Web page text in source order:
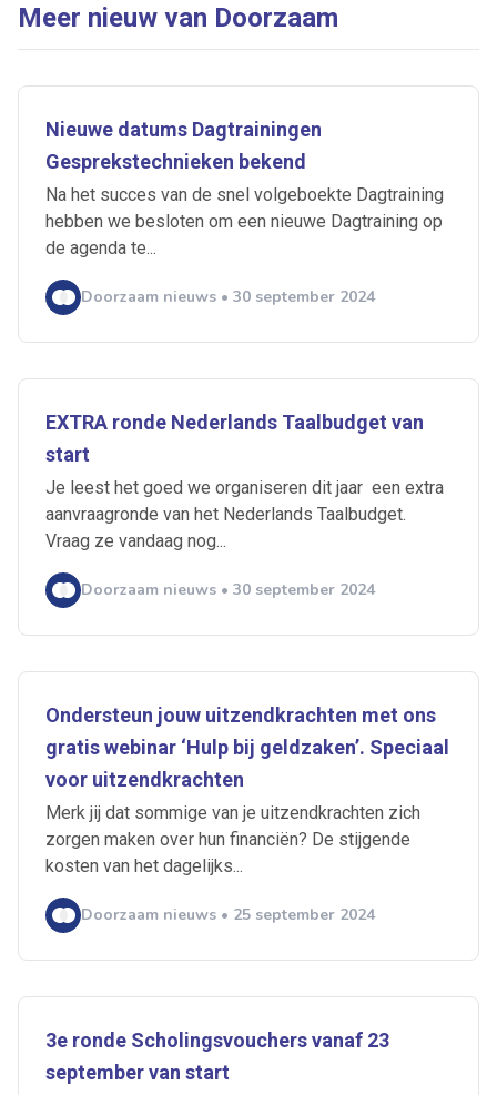
Meer nieuw van Doorzaam
Nieuwe datums Dagtrainingen
Gesprekstechnieken bekend
Na het succes van de snel volgeboekte Dagtraining
hebben we besloten om een nieuwe Dagtraining op
de agenda te...
Doorzaam nieuws • 30 september 2024
EXTRA ronde Nederlands Taalbudget van
start
Je leest het goed we organiseren dit jaar een extra
aanvraagronde van het Nederlands Taalbudget.
Vraag ze vandaag nog...
Doorzaam nieuws • 30 september 2024
Ondersteun jouw uitzendkrachten met ons
gratis webinar ‘Hulp bij geldzaken’. Speciaal
voor uitzendkrachten
Merk jij dat sommige van je uitzendkrachten zich
zorgen maken over hun financiën? De stijgende
kosten van het dagelijks...
Doorzaam nieuws • 25 september 2024
3e ronde Scholingsvouchers vanaf 23
september van start